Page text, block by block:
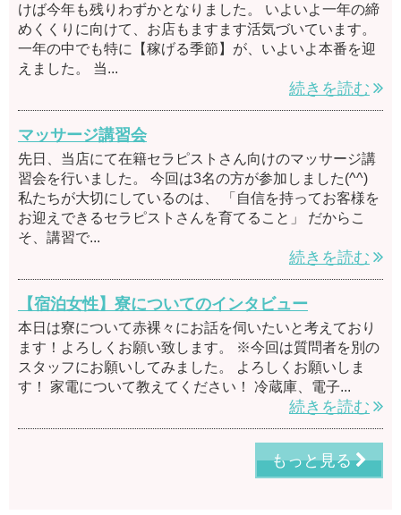
けば今年も残りわずかとなりました。 いよいよ一年の締
めくくりに向けて、お店もますます活気づいています。
一年の中でも特に【稼げる季節】が、いよいよ本番を迎
えました。 当...
続きを読む
マッサージ講習会
先日、当店にて在籍セラピストさん向けのマッサージ講
習会を行いました。 今回は3名の方が参加しました(^^)
私たちが大切にしているのは、 「自信を持ってお客様を
お迎えできるセラピストさんを育てること」 だからこ
そ、講習で...
続きを読む
【宿泊女性】寮についてのインタビュー
本日は寮について赤裸々にお話を伺いたいと考えており
ます！よろしくお願い致します。 ※今回は質問者を別の
スタッフにお願いしてみました。 よろしくお願いしま
す！ 家電について教えてください！ 冷蔵庫、電子...
続きを読む
もっと見る